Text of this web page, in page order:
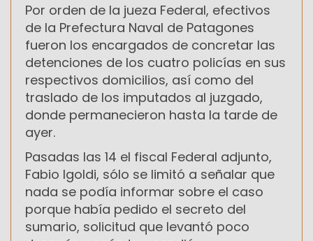
Por orden de la jueza Federal, efectivos
de la Prefectura Naval de Patagones
fueron los encargados de concretar las
detenciones de los cuatro policías en sus
respectivos domicilios, así como del
traslado de los imputados al juzgado,
donde permanecieron hasta la tarde de
ayer.
Pasadas las 14 el fiscal Federal adjunto,
Fabio Igoldi, sólo se limitó a señalar que
nada se podía informar sobre el caso
porque había pedido el secreto del
sumario, solicitud que levantó poco